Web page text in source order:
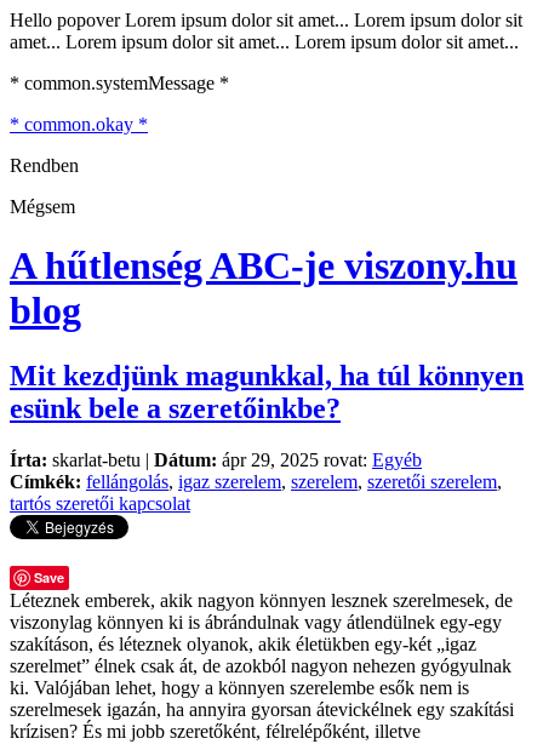
Hello popover Lorem ipsum dolor sit amet... Lorem ipsum dolor sit
amet... Lorem ipsum dolor sit amet... Lorem ipsum dolor sit amet...
* common.systemMessage *
* common.okay *
Rendben
Mégsem
A hűtlenség ABC-je viszony.hu
blog
Mit kezdjünk magunkkal, ha túl könnyen
esünk bele a szeretőinkbe?
Írta: skarlat-betu | Dátum: ápr 29, 2025 rovat: Egyéb
Címkék: fellángolás, igaz szerelem, szerelem, szeretői szerelem,
tartós szeretői kapcsolat
Save
Léteznek emberek, akik nagyon könnyen lesznek szerelmesek, de
viszonylag könnyen ki is ábrándulnak vagy átlendülnek egy-egy
szakításon, és léteznek olyanok, akik életükben egy-két „igaz
szerelmet” élnek csak át, de azokból nagyon nehezen gyógyulnak
ki. Valójában lehet, hogy a könnyen szerelembe esők nem is
szerelmesek igazán, ha annyira gyorsan átevickélnek egy szakítási
krízisen? És mi jobb szeretőként, félrelépőként, illetve